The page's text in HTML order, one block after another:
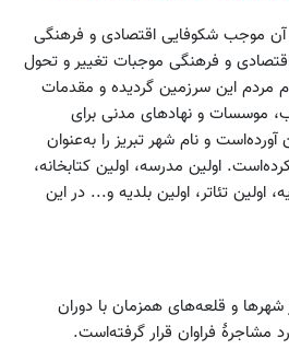
آن موجب شکوفایی اقتصادی و فرهنگی
و فرهنگی موجبات تغییر و تحول
مردم این سرزمین گردیده و مقدمات
موسسات و نهادهای مدنی برای
آورده‌است و نام شهر تبریز را به‌عنوان
اولین مدرسه، اولین کتابخانه،
اولین تئاتر، اولین بلدیه و... در این
شهرها و قلعه‌های همزمان با دوران
مشاجرهٔ فراوان قرار گرفته‌است.